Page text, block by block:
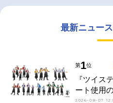
最新ニュー
第1位
『ツイス
ート使用
2026-08-07